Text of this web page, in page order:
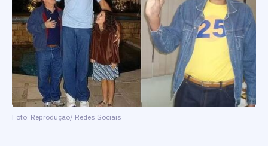
Foto: Reprodução/ Redes Sociais